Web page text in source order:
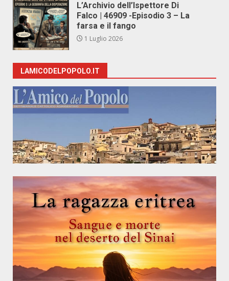
L’Archivio dell’Ispettore Di
Falco | 46909 -Episodio 3 – La
farsa e il fango
1 Luglio 2026
LAMICODELPOPOLO.IT